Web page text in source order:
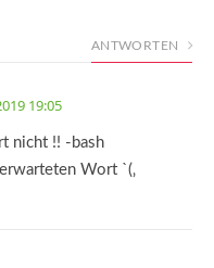
ANTWORTEN
19:05
nicht !! -bash
Wort `(‚